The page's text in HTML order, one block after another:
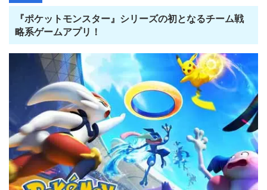
『ポケットモンスター』シリーズの初となるチーム戦
略系ゲームアプリ！